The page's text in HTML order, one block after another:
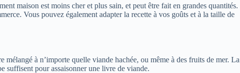
maison est moins cher et plus sain, et peut être fait en grandes quantités.
Vous pouvez également adapter la recette à vos goûts et à la taille de
à n’importe quelle viande hachée, ou même à des fruits de mer. La
suffisent pour assaisonner une livre de viande.